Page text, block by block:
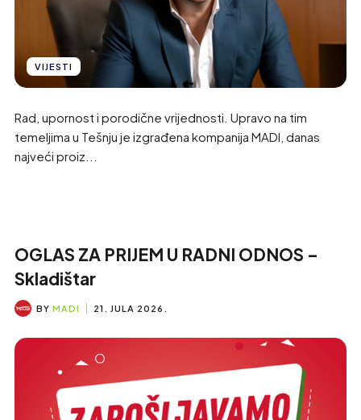
VIJESTI
Rad, upornost i porodične vrijednosti. Upravo na tim
temeljima u Tešnju je izgrađena kompanija MADI, danas
najveći proiz...
OGLAS ZA PRIJEM U RADNI ODNOS –
Skladištar
BY MADI 21. JULA 2026.